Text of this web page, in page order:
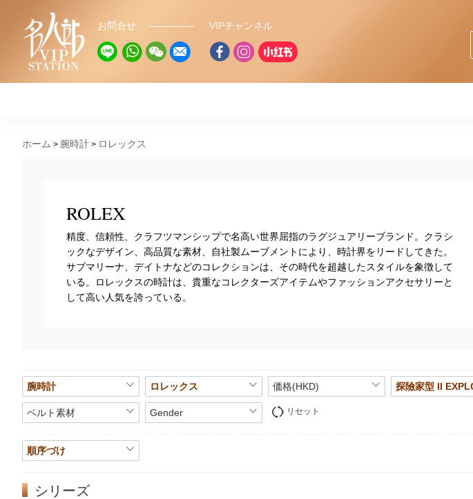
お問合せ VIPチャンネル
ホーム 腕時計 ロレックス
ROLEX
精度、信頼性、クラフツマンシップで名高い世界屈指のラグジュアリーブランド。クラシ
ックなデザイン、高品質な素材、自社製ムーブメントにより、時計界をリードしてきた。
サブマリーナ、デイトナなどのコレクションは、その時代を超越したスタイルを象徴して
いる。ロレックスの時計は、貴重なコレクターズアイテムやファッションアクセサリーと
して高い人気を誇っている。
腕時計 ロレックス 価格(HKD)
ベルト素材 Gender リセット
順序づけ
シリーズ